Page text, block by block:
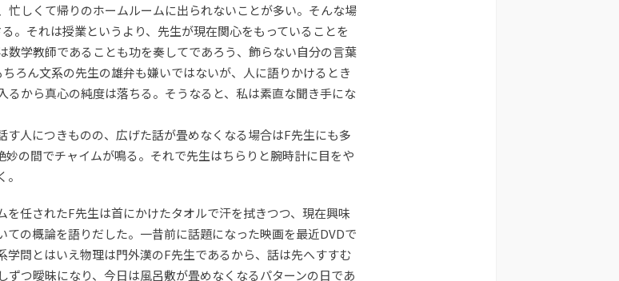
忙しくて帰りのホームルームに出られないことが多い。そんな場
。それは授業というより、先生が現在関心をもっていることを
数学教師であることも功を奏してであろう、飾らない自分の言葉
ろん文系の先生の雄弁も嫌いではないが、人に語りかけるとき
るから真心の純度は落ちる。そうなると、私は素直な聞き手にな
す人につきものの、広げた話が畳めなくなる場合はF先生にも多
妙の間でチャイムが鳴る。それで先生はちらりと腕時計に目をや
任されたF先生は首にかけたタオルで汗を拭きつつ、現在興味
ての概論を語りだした。一昔前に話題になった映画を最近DVDで
学問とはいえ物理は門外漢のF先生であるから、話は先へすすむ
ずつ曖昧になり、今日は風呂敷が畳めなくなるパターンの日であ